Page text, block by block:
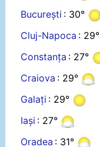
București : 30°
Cluj-Napoca : 29°
Constanța : 27°
Craiova : 29°
Galați : 29°
Iași : 27°
Oradea : 31°